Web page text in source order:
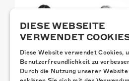
DIESE WEBSEITE
VERWENDET
Diese Website verwendet Cookies,
Benutzerfreundlichkeit zu
Durch die Nutzung unserer Website